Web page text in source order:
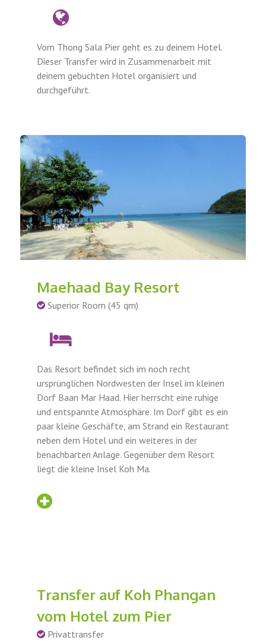
Vom Thong Sala Pier geht es zu deinem Hotel.
Dieser Transfer wird in Zusammenarbeit mit
deinem gebuchten Hotel organisiert und
durchgeführt.
Maehaad Bay Resort
Superior Room (45 qm)
Das Resort befindet sich im noch recht
ursprünglichen Nordwesten der Insel im kleinen
Dorf Baan Mar Haad. Hier herrscht eine ruhige
und entspannte Atmosphäre. Im Dorf gibt es ein
paar kleine Geschäfte, am Strand ein Restaurant
neben dem Hotel und ein weiteres in der
benachbarten Anlage. Gegenüber dem Resort
liegt die kleine Insel Koh Ma.
Transfer auf Koh Phangan
vom Hotel zum Pier
Privattransfer